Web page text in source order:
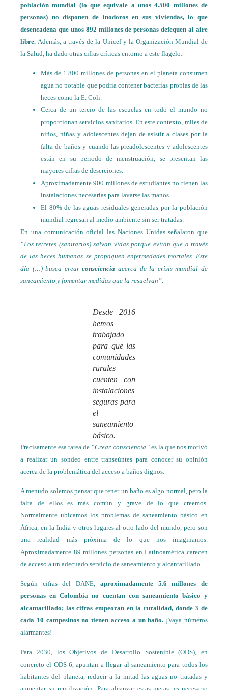
población mundial (lo que equivale a unos 4.500 millones de
personas) no disponen de inodoros en sus viviendas, lo que
desencadena que unos 892 millones de personas defequen al aire
libre. Además, a través de la Unicef y la Organización Mundial de
la Salud, ha dado otras cifras críticas entorno a este flagelo:
Más de 1.800 millones de personas en el planeta consumen
agua no potable que podría contener bacterias propias de las
heces como la E. Coli.
Cerca de un tercio de las escuelas en todo el mundo no
proporcionan servicios sanitarios. En este contexto, miles de
niños, niñas y adolescentes dejan de asistir a clases por la
falta de baños y cuando las preadolescentes y adolescentes
están en su periodo de menstruación, se presentan las
mayores cifras de deserciones.
Aproximadamente 900 millones de estudiantes no tienen las
instalaciones necesarias para lavarse las manos.
El 80% de las aguas residuales generadas por la población
mundial regresan al medio ambiente sin ser tratadas.
En una comunicación oficial las Naciones Unidas señalaron que
“Los retretes (sanitarios) salvan vidas porque evitan que a través
de las heces humanas se propaguen enfermedades mortales. Este
día (…) busca crearconsciencia acerca de la crisis mundial de
saneamiento y fomentar medidas que la resuelvan”.
Desde 2016
hemos
trabajado
para que las
comunidades
rurales
cuenten con
instalaciones
seguras para
el
saneamiento
básico.
Precisamente esa tarea de “Crear consciencia”es la que nos motivó
a realizar un sondeo entre transeúntes para conocer su opinión
acerca de la problemática del acceso a baños dignos.
A menudo solemos pensar que tener un baño es algo normal, pero la
falta de ellos es más común y grave de lo que creemos.
Normalmente ubicamos los problemas de saneamiento básico en
África, en la India y otros lugares al otro lado del mundo, pero son
una realidad más próxima de lo que nos imaginamos.
Aproximadamente 89 millones personas en Latinoamérica carecen
de acceso a un adecuado servicio de saneamiento y alcantarillado.
Según cifras del DANE, aproximadamente 5.6 millones de
personas en Colombia no cuentan con saneamiento básico y
alcantarillado; las cifras empeoran en la ruralidad, donde 3 de
cada 10 campesinos no tienen acceso a un baño. ¡Vaya números
alarmantes!
Para 2030, los Objetivos de Desarrollo Sostenible (ODS), en
concreto el ODS 6, apuntan a llegar al saneamiento para todos los
habitantes del planeta, reducir a la mitad las aguas no tratadas y